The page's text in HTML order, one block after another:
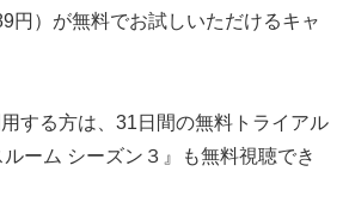
円）が無料でお試しいただけるキャ
する方は、31日間の無料トライアル
ーム シーズン３』も無料視聴でき